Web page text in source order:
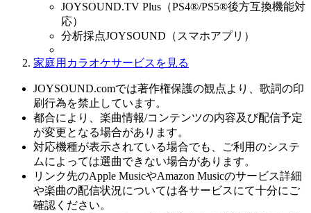
JOYSOUND.TV Plus（PS4®/PS5®後方互換機能対
応）
分析採点JOYSOUND（スマホアプリ）
家庭用カラオケサービスを見る
JOYSOUND.comでは著作権保護の観点より、歌詞の印
刷行為を禁止しています。
都合により、楽曲情報/コンテンツの内容及び配信予定
が変更となる場合があります。
対応機種が表示されている場合でも、ご利用のシステ
ムによっては選曲できない場合があります。
リンク先のApple MusicやAmazon Musicのサービス詳細
や楽曲の配信状況については各サービスにて十分にご
確認ください。